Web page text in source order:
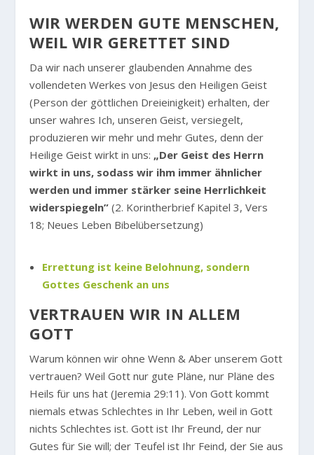
WIR WERDEN GUTE MENSCHEN,
WEIL WIR GERETTET SIND
Da wir nach unserer glaubenden Annahme des
vollendeten Werkes von Jesus den Heiligen Geist
(Person der göttlichen Dreieinigkeit) erhalten, der
unser wahres Ich, unseren Geist, versiegelt,
produzieren wir mehr und mehr Gutes, denn der
Heilige Geist wirkt in uns: „Der Geist des Herrn
wirkt in uns, sodass wir ihm immer ähnlicher
werden und immer stärker seine Herrlichkeit
widerspiegeln” (2. Korintherbrief Kapitel 3, Vers
18; Neues Leben Bibelübersetzung)
Errettung ist keine Belohnung, sondern
Gottes Geschenk an uns
VERTRAUEN WIR IN ALLEM
GOTT
Warum können wir ohne Wenn & Aber unserem Gott
vertrauen? Weil Gott nur gute Pläne, nur Pläne des
Heils für uns hat (Jeremia 29:11). Von Gott kommt
niemals etwas Schlechtes in Ihr Leben, weil in Gott
nichts Schlechtes ist. Gott ist Ihr Freund, der nur
Gutes für Sie will; der Teufel ist Ihr Feind, der Sie aus